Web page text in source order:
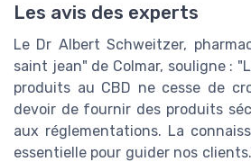
Les avis des experts
Le Dr Albert Schweitzer,
saint jean" de Colmar, souligne :
produits au CBD ne cesse de
devoir de fournir des produits
aux réglementations. La
essentielle pour guider nos